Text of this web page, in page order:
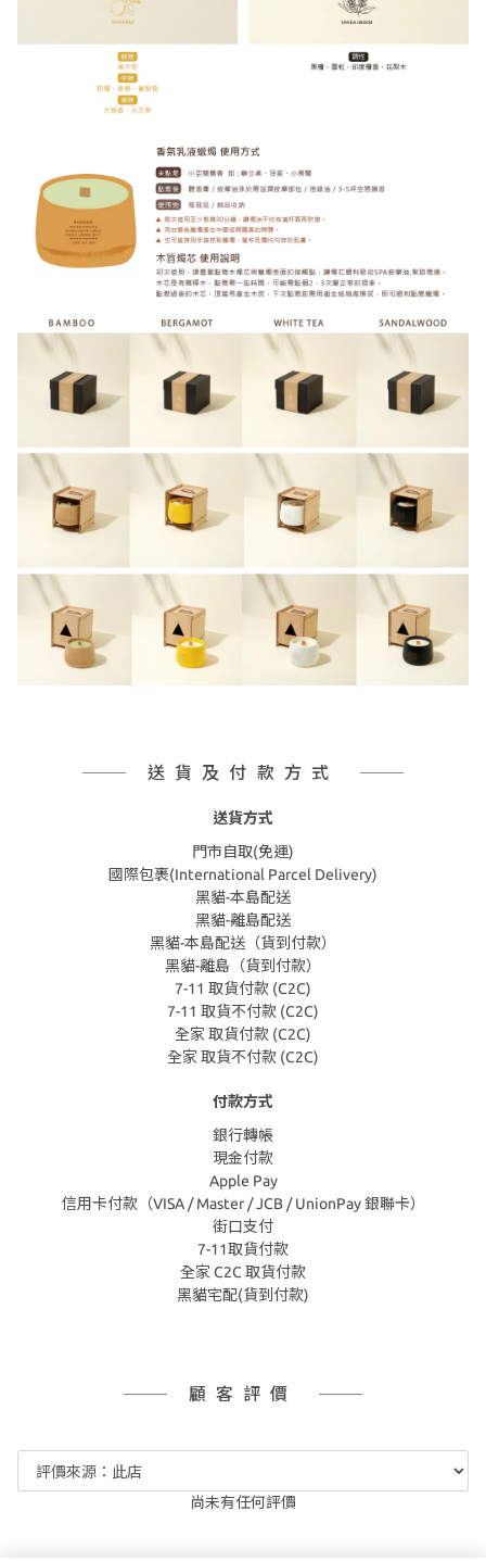
送貨及付款方式
送貨方式
門市自取(免運)
國際包裹(International Parcel Delivery)
黑貓-本島配送
黑貓-離島配送
黑貓-本島配送（貨到付款）
黑貓-離島（貨到付款）
7-11 取貨付款 (C2C)
7-11 取貨不付款 (C2C)
全家 取貨付款 (C2C)
全家 取貨不付款 (C2C)
付款方式
銀行轉帳
現金付款
Apple Pay
信用卡付款（VISA / Master / JCB / UnionPay 銀聯卡）
街口支付
7-11取貨付款
全家 C2C 取貨付款
黑貓宅配(貨到付款)
顧客評價
尚未有任何評價